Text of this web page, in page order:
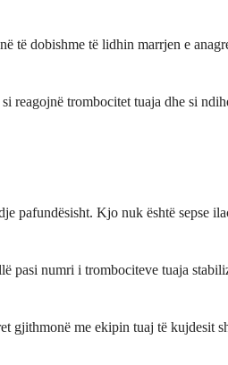
të dobishme të lidhin marrjen e
trombocitet tuaja dhe si
pafundësisht. Kjo nuk është sepse
numri i trombociteve tuaja
gjithmonë me ekipin tuaj të kujdesit